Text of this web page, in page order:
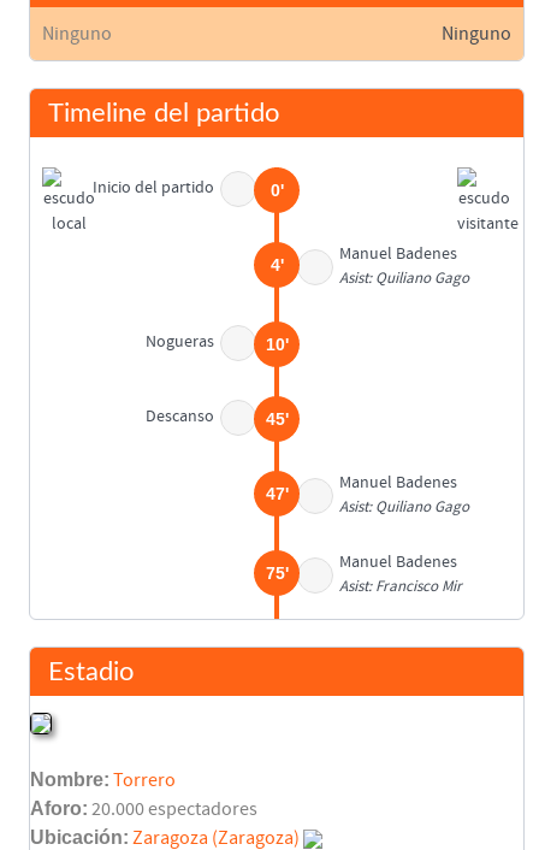
Ninguno Ninguno
Timeline del partido
Inicio del partido 0'
Manuel Badenes
Asist: Quiliano Gago
4'
Nogueras 10'
Descanso 45'
Manuel Badenes
Asist: Quiliano Gago
47'
Manuel Badenes
Asist: Francisco Mir
75'
Hernández 80'
Estadio
Nombre: Torrero
Aforo: 20.000 espectadores
Ubicación: Zaragoza (Zaragoza)